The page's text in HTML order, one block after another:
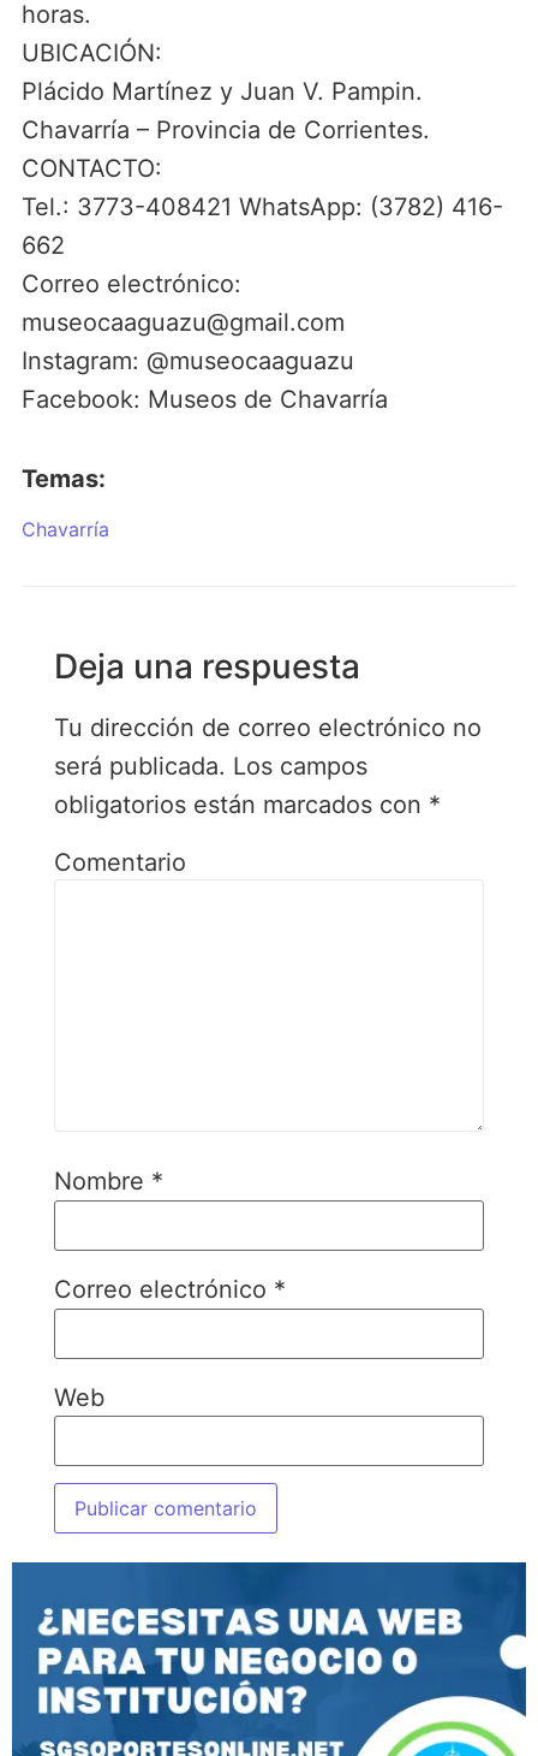
horas.
UBICACIÓN:
Plácido Martínez y Juan V. Pampin.
Chavarría – Provincia de Corrientes.
CONTACTO:
Tel.: 3773-408421 WhatsApp: (3782) 416-
662
Correo electrónico:
museocaaguazu@gmail.com
Instagram: @museocaaguazu
Facebook: Museos de Chavarría
Temas:
Chavarría
Deja una respuesta
Tu dirección de correo electrónico no
será publicada. Los campos
obligatorios están marcados con *
Comentario
Nombre *
Correo electrónico *
Web